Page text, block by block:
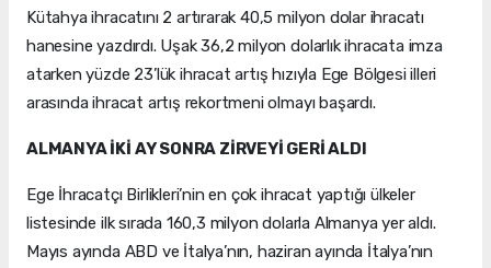
Kütahya ihracatını 2 artırarak 40,5 milyon dolar ihracatı
hanesine yazdırdı. Uşak 36,2 milyon dolarlık ihracata imza
atarken yüzde 23’lük ihracat artış hızıyla Ege Bölgesi illeri
arasında ihracat artış rekortmeni olmayı başardı.
ALMANYA İKİ AY SONRA ZİRVEYİ GERİ ALDI
Ege İhracatçı Birlikleri’nin en çok ihracat yaptığı ülkeler
listesinde ilk sırada 160,3 milyon dolarla Almanya yer aldı.
Mayıs ayında ABD ve İtalya’nın, haziran ayında İtalya’nın